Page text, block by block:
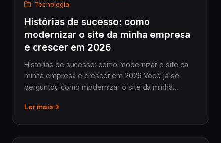
Tecnologia
Histórias de sucesso: como
modernizar o site da minha empresa
e crescer em 2026
Histórias de sucesso: como modernizar o site da
minha empresa e crescer em 2026 Você já se
perguntou como modernizar o site da minha
mercado? Em 2026, essa é uma pergunta que não
Ler mais